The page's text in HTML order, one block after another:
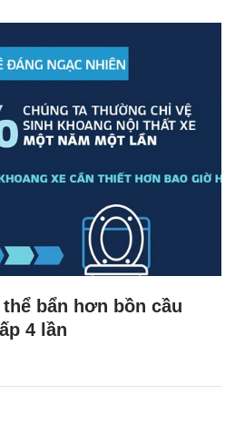
bẩn hơn bồn cầu
4 lần